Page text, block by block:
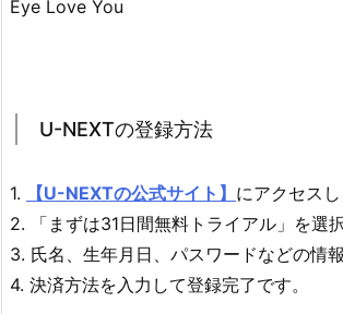
Eye Love You
U-NEXTの登録方法
1. 【U-NEXTの公式サイト】 にアクセスし
2. 「まずは31日間無料トライアル」を選択
3. 氏名、生年月日、パスワードなどの情
4. 決済方法を入力して登録完了です。